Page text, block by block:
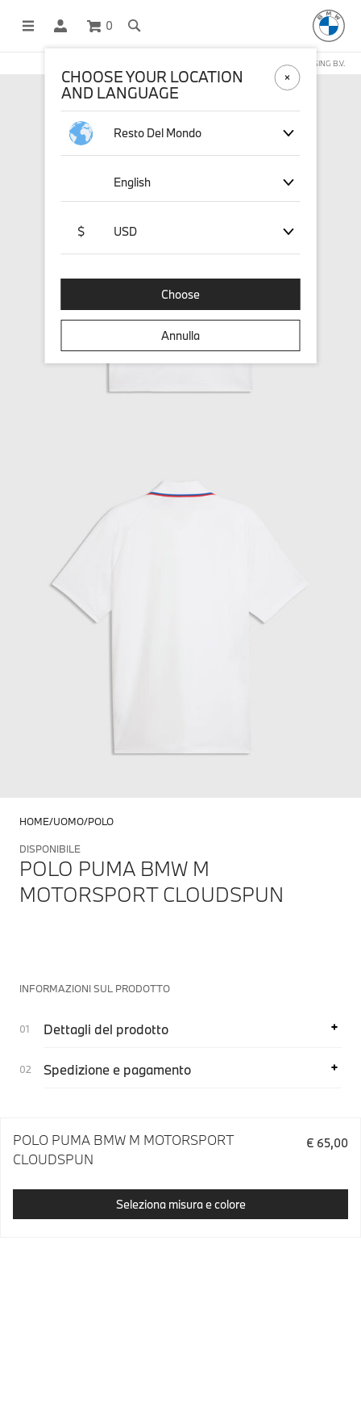
0
NEGOZIO ONLINE GESTITO DA STICHD SPORTMERCHANDISING B.V.
HOME UOMO POLO
DISPONIBILE
POLO PUMA BMW M
MOTORSPORT CLOUDSPUN
INFORMAZIONI SUL PRODOTTO
Dettagli del prodotto
Spedizione e pagamento
POLO PUMA BMW M MOTORSPORT
CLOUDSPUN
€ 65,00
Seleziona misura e colore
CHOOSE YOUR LOCATION
AND LANGUAGE
Resto Del Mondo
English
$ USD
Choose
Annulla